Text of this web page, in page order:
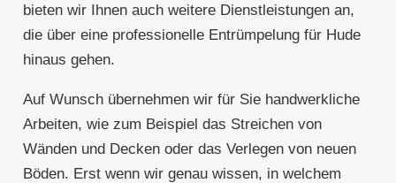
bieten wir Ihnen auch weitere Dienstleistungen an,
die über eine professionelle Entrümpelung für Hude
hinaus gehen.
Auf Wunsch übernehmen wir für Sie handwerkliche
Arbeiten, wie zum Beispiel das Streichen von
Wänden und Decken oder das Verlegen von neuen
Böden. Erst wenn wir genau wissen, in welchem